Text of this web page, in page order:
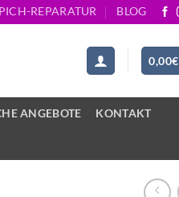
REPARATUR BLOG
0,00€
ANGEBOTE KONTAKT